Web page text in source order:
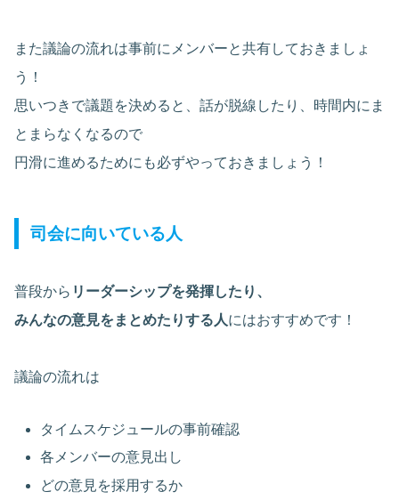
また議論の流れは事前にメンバーと共有しておきましょ
う！
思いつきで議題を決めると、話が脱線したり、時間内にま
とまらなくなるので
円滑に進めるためにも必ずやっておきましょう！
司会に向いている人
普段から リーダーシップを発揮したり、
みんなの意見をまとめたりする人にはおすすめです！
議論の流れは
タイムスケジュールの事前確認
各メンバーの意見出し
どの意見を採用するか